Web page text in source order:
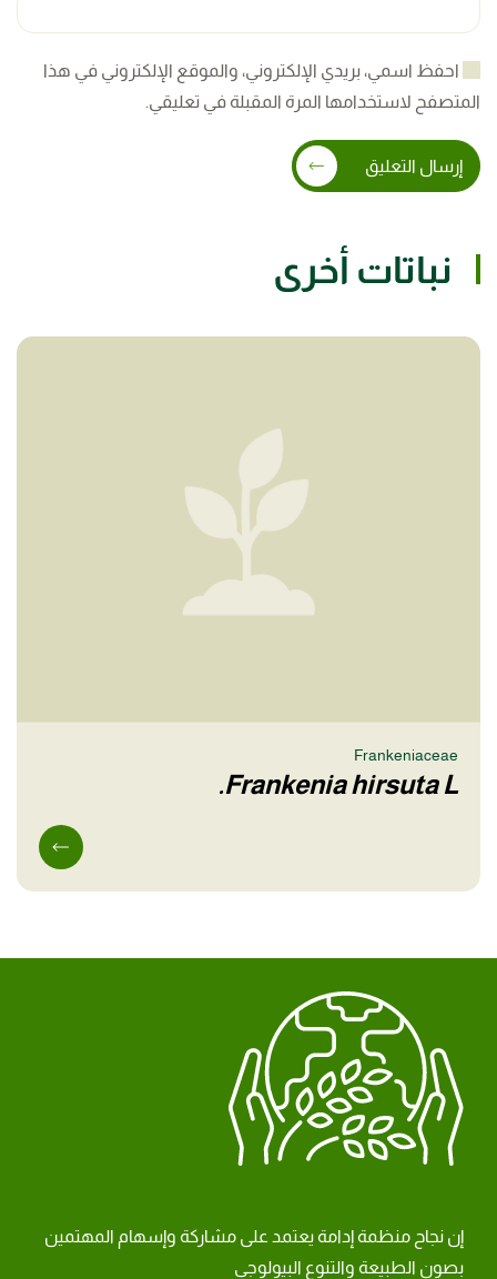
احفظ اسمي، بريدي الإلكتروني، والموقع الإلكتروني في هذا
المتصفح لاستخدامها المرة المقبلة في تعليقي.
إرسال التعليق
نباتات أخرى
Frankeniaceae
Frankenia hirsuta L.
إن نجاح منظمة إدامة يعتمد على مشاركة وإسهام المهتمين
بصون الطبيعة والتنوع البيولوجي